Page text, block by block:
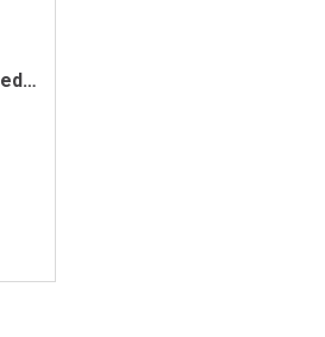
Glasögonfodral Speedo | Svart